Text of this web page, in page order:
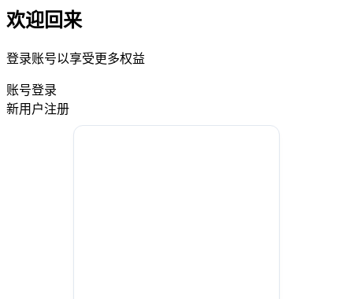
欢迎回来
登录账号以享受更多权益
账号登录
新用户注册